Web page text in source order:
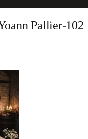
Pallier-102